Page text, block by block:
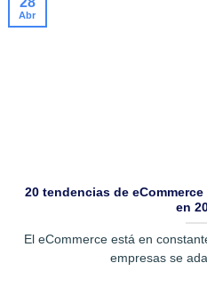
20 tendencias de
en
El eCommerce está en
empresas se
Abr